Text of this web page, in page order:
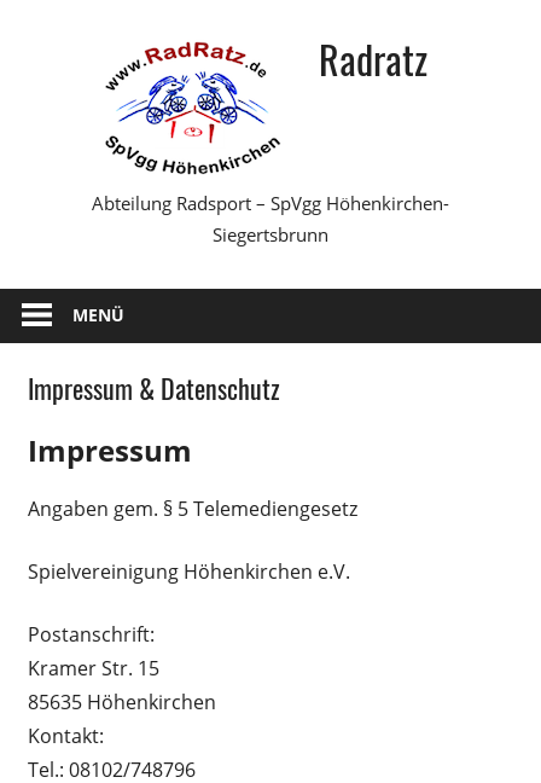
Radratz
Abteilung Radsport – SpVgg Höhenkirchen-
Siegertsbrunn
MENÜ
Impressum & Datenschutz
Impressum
Angaben gem. § 5 Telemediengesetz
Spielvereinigung Höhenkirchen e.V.
Postanschrift:
Kramer Str. 15
85635 Höhenkirchen
Kontakt:
Tel.: 08102/748796